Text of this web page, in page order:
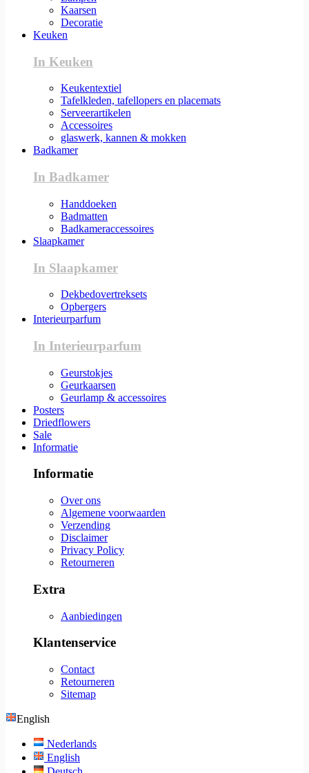
Kaarsen
Decoratie
Keuken
In Keuken
Keukentextiel
Tafelkleden, tafellopers en placemats
Serveerartikelen
Accessoires
glaswerk, kannen & mokken
Badkamer
In Badkamer
Handdoeken
Badmatten
Badkameraccessoires
Slaapkamer
In Slaapkamer
Dekbedovertreksets
Opbergers
Interieurparfum
In Interieurparfum
Geurstokjes
Geurkaarsen
Geurlamp & accessoires
Posters
Driedflowers
Sale
Informatie
Informatie
Over ons
Algemene voorwaarden
Verzending
Disclaimer
Privacy Policy
Retourneren
Extra
Aanbiedingen
Klantenservice
Contact
Retourneren
Sitemap
English
Nederlands
English